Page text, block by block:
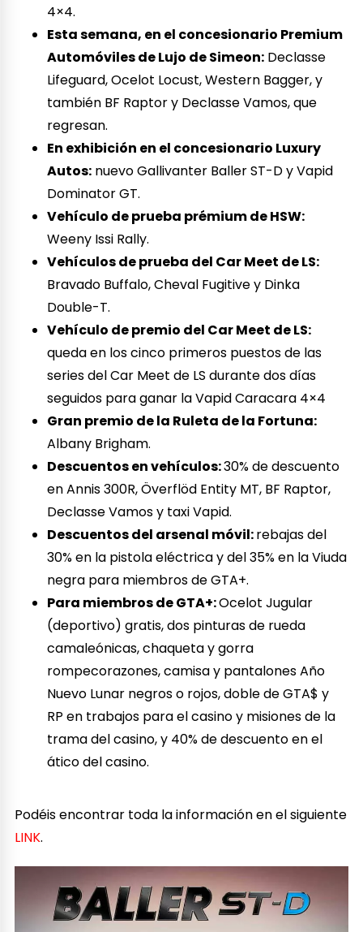
4×4.
Esta semana, en el concesionario Premium
Automóviles de Lujo de Simeon: Declasse
Lifeguard, Ocelot Locust, Western Bagger, y
también BF Raptor y Declasse Vamos, que
regresan.
En exhibición en el concesionario Luxury
Autos: nuevo Gallivanter Baller ST-D y Vapid
Dominator GT.
Vehículo de prueba prémium de HSW:
Weeny Issi Rally.
Vehículos de prueba del Car Meet de LS:
Bravado Buffalo, Cheval Fugitive y Dinka
Double-T.
Vehículo de premio del Car Meet de LS:
queda en los cinco primeros puestos de las
series del Car Meet de LS durante dos días
seguidos para ganar la Vapid Caracara 4×4
Gran premio de la Ruleta de la Fortuna:
Albany Brigham.
Descuentos en vehículos:30% de descuento
en Annis 300R, Överflöd Entity MT, BF Raptor,
Declasse Vamos y taxi Vapid.
Descuentos del arsenal móvil:rebajas del
30% en la pistola eléctrica y del 35% en la Viuda
negra para miembros de GTA+.
Para miembros de GTA+:Ocelot Jugular
(deportivo) gratis, dos pinturas de rueda
camaleónicas, chaqueta y gorra
rompecorazones, camisa y pantalones Año
Nuevo Lunar negros o rojos, doble de GTA$ y
RP en trabajos para el casino y misiones de la
trama del casino, y 40% de descuento en el
ático del casino.
Podéis encontrar toda la información en el siguiente
LINK.